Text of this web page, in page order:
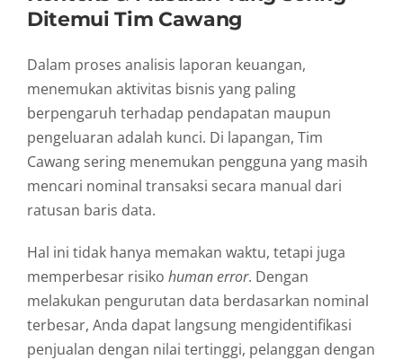
Ditemui Tim Cawang
Dalam proses analisis laporan keuangan,
menemukan aktivitas bisnis yang paling
berpengaruh terhadap pendapatan maupun
pengeluaran adalah kunci. Di lapangan, Tim
Cawang sering menemukan pengguna yang masih
mencari nominal transaksi secara manual dari
ratusan baris data.
Hal ini tidak hanya memakan waktu, tetapi juga
memperbesar risiko human error. Dengan
melakukan pengurutan data berdasarkan nominal
terbesar, Anda dapat langsung mengidentifikasi
penjualan dengan nilai tertinggi, pelanggan dengan